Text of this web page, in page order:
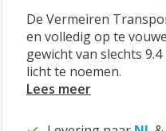
De Vermeiren
en volledig op te
gewicht van slechts
licht te noemen.
Lees meer